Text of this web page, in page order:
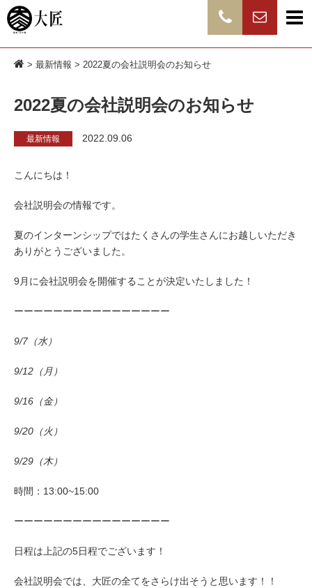
> 最新情報 > 2022夏の会社説明会のお知らせ
2022夏の会社説明会のお知らせ
最新情報 2022.09.06
こんにちは！
会社説明会の情報です。
夏のインターンシップではたくさんの学生さんにお越しいただき
ありがとうございました。
9月に会社説明会を開催することが決定いたしました！
ーーーーーーーーーーーーーーーー
9/7（水）
9/12（月）
9/16（金）
9/20（火）
9/29（木）
時間：13:00~15:00
ーーーーーーーーーーーーーーーー
日程は上記の5日程でございます！
会社説明会では、大匠の全てをさらけ出そうと思います！！